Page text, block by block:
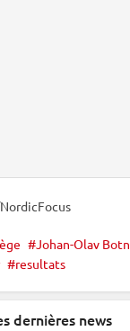
Johan-Olav Botn
resultats
dernières news